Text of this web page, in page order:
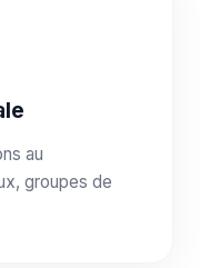
au
groupes de